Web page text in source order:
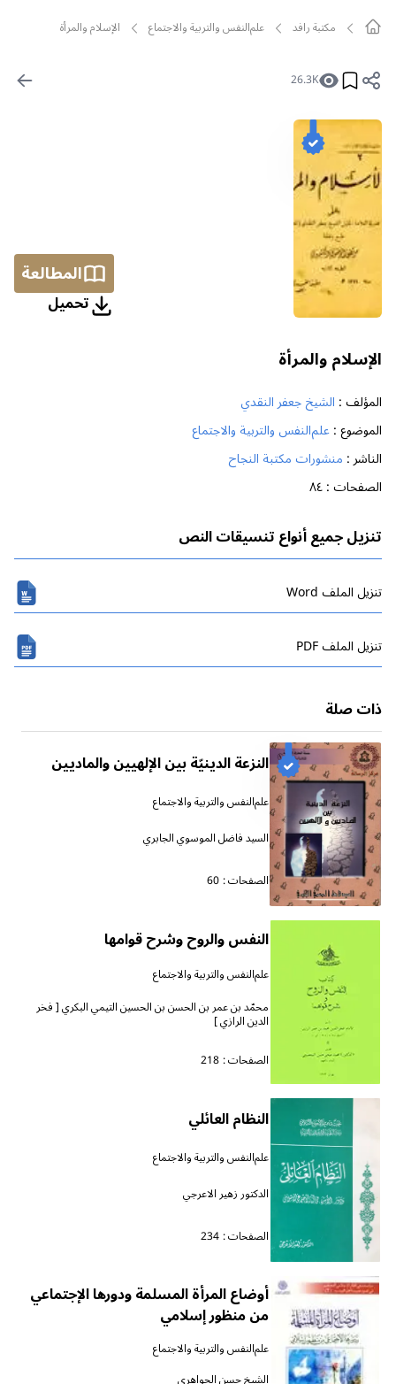
مکتبة رافد علم‌النفس والتربية والاجتماع الإسلام والمرأة
26.3K
المطالعة
تحمیل
الإسلام والمرأة
المؤلف : الشيخ جعفر النقدي
الموضوع :علم‌النفس والتربية والاجتماع
الناشر : منشورات مكتبة النجاح
الصفحات :٨٤
تنزيل جميع أنواع تنسيقات النص
تنزیل الملف Word
تنزیل الملف PDF
ذات صلة
النزعة الدينيّة بين الإلهيين والماديين
علم‌النفس والتربية والاجتماع
السيد فاضل الموسوي الجابري
الصفحات : 60
النفس والروح وشرح قوامها
علم‌النفس والتربية والاجتماع
محمّد بن عمر بن الحسن بن الحسين التيمي البكري [ فخر
الدين الرازي ]
الصفحات : 218
النظام العائلي
علم‌النفس والتربية والاجتماع
الدكتور زهير الاعرجي
الصفحات : 234
أوضاع المرأة المسلمة ودورها الإجتماعي
من منظور إسلامي
علم‌النفس والتربية والاجتماع